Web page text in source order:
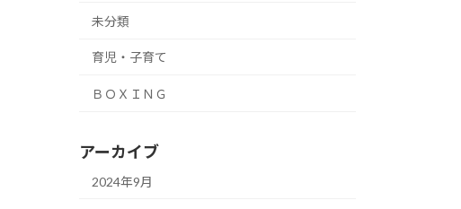
未分類
育児・子育て
ＢＯＸＩＮＧ
アーカイブ
2024年9月